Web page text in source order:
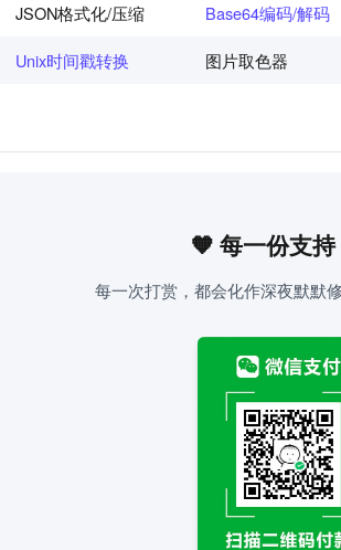
JSON格式化/压缩 Base64编码/解码
Unix时间戳转换 图片取色器
🧡 每一份支
每一次打赏，都会化作深夜默默